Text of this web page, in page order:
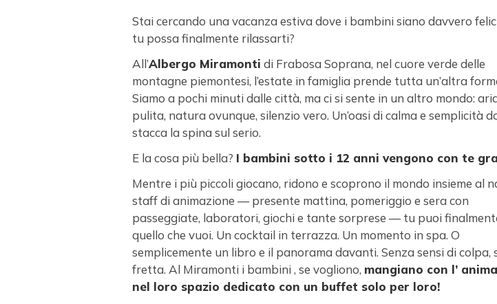
Stai cercando una vacanza estiva dove i bambini siano davvero
tu possa finalmente rilassarti?
All’Albergo Miramonti di Frabosa Soprana, nel cuore verde delle
montagne piemontesi, l’estate in famiglia prende tutta un’altra
Siamo a pochi minuti dalle città, ma ci si sente in un altro mondo:
pulita, natura ovunque, silenzio vero. Un’oasi di calma e semplicità
stacca la spina sul serio.
E la cosa più bella? I bambini sotto i 12 anni vengono con te
Mentre i più piccoli giocano, ridono e scoprono il mondo insieme al
staff di animazione — presente mattina, pomeriggio e sera con
passeggiate, laboratori, giochi e tante sorprese — tu puoi
quello che vuoi. Un cocktail in terrazza. Un momento in spa. O
semplicemente un libro e il panorama davanti. Senza sensi di colpa,
fretta. Al Miramonti i bambini , se vogliono, mangiano con l’
nel loro spazio dedicato con un buffet solo per loro!